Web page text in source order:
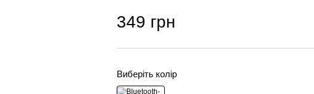
349 грн
Виберіть колір